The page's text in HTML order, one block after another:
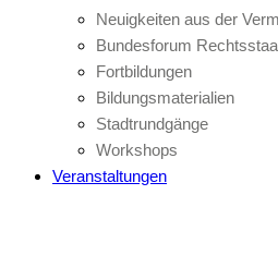
Neuigkeiten aus der
Bundesforum
Fortbildungen
Bildungsmaterialien
Stadtrundgänge
Workshops
Veranstaltungen